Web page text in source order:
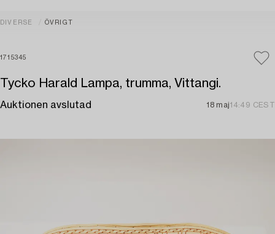
DIVERSE ÖVRIGT
1715345
Tycko Harald Lampa, trumma, Vittangi.
Auktionen avslutad 18 maj14:49 CEST